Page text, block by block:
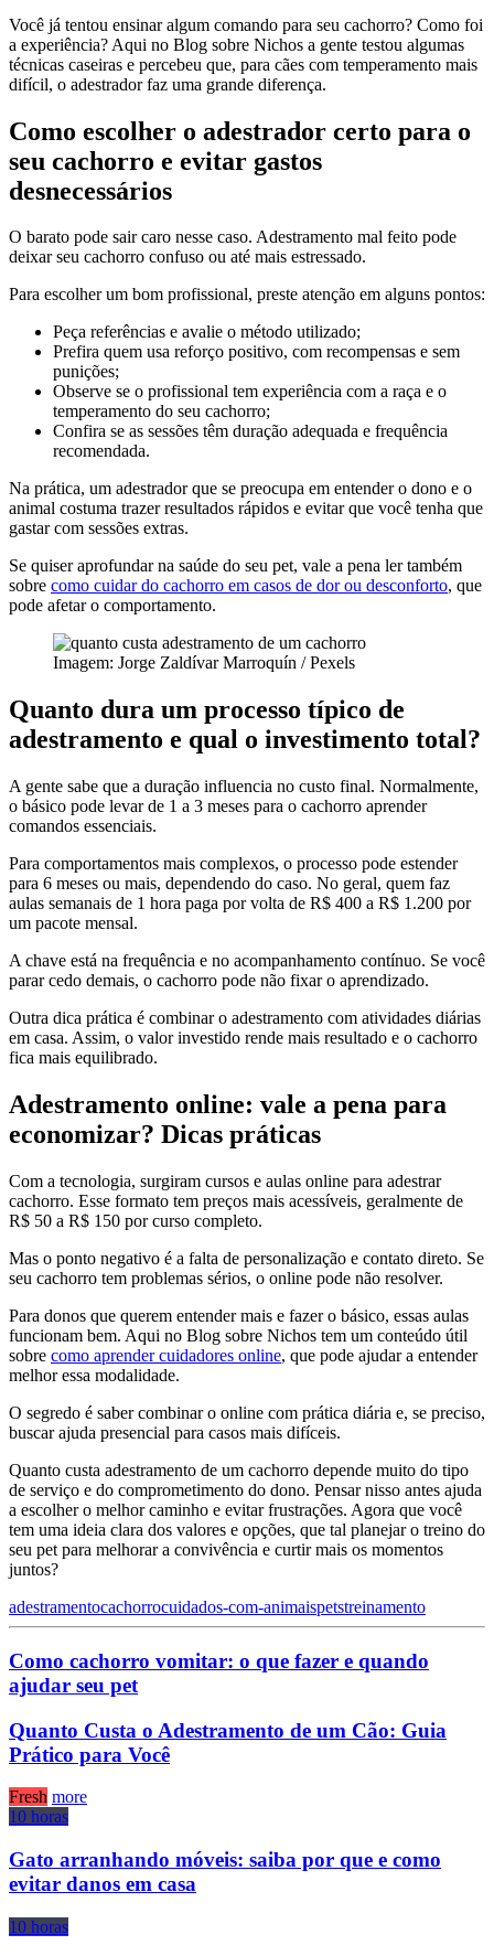
Você já tentou ensinar algum comando para seu cachorro? Como foi
a experiência? Aqui no Blog sobre Nichos a gente testou algumas
técnicas caseiras e percebeu que, para cães com temperamento mais
difícil, o adestrador faz uma grande diferença.
Como escolher o adestrador certo para o
seu cachorro e evitar gastos
desnecessários
O barato pode sair caro nesse caso. Adestramento mal feito pode
deixar seu cachorro confuso ou até mais estressado.
Para escolher um bom profissional, preste atenção em alguns pontos:
Peça referências e avalie o método utilizado;
Prefira quem usa reforço positivo, com recompensas e sem
punições;
Observe se o profissional tem experiência com a raça e o
temperamento do seu cachorro;
Confira se as sessões têm duração adequada e frequência
recomendada.
Na prática, um adestrador que se preocupa em entender o dono e o
animal costuma trazer resultados rápidos e evitar que você tenha que
gastar com sessões extras.
Se quiser aprofundar na saúde do seu pet, vale a pena ler também
sobre como cuidar do cachorro em casos de dor ou desconforto, que
pode afetar o comportamento.
Imagem: Jorge Zaldívar Marroquín / Pexels
Quanto dura um processo típico de
adestramento e qual o investimento total?
A gente sabe que a duração influencia no custo final. Normalmente,
o básico pode levar de 1 a 3 meses para o cachorro aprender
comandos essenciais.
Para comportamentos mais complexos, o processo pode estender
para 6 meses ou mais, dependendo do caso. No geral, quem faz
aulas semanais de 1 hora paga por volta de R$ 400 a R$ 1.200 por
um pacote mensal.
A chave está na frequência e no acompanhamento contínuo. Se você
parar cedo demais, o cachorro pode não fixar o aprendizado.
Outra dica prática é combinar o adestramento com atividades diárias
em casa. Assim, o valor investido rende mais resultado e o cachorro
fica mais equilibrado.
Adestramento online: vale a pena para
economizar? Dicas práticas
Com a tecnologia, surgiram cursos e aulas online para adestrar
cachorro. Esse formato tem preços mais acessíveis, geralmente de
R$ 50 a R$ 150 por curso completo.
Mas o ponto negativo é a falta de personalização e contato direto. Se
seu cachorro tem problemas sérios, o online pode não resolver.
Para donos que querem entender mais e fazer o básico, essas aulas
funcionam bem. Aqui no Blog sobre Nichos tem um conteúdo útil
sobre como aprender cuidadores online, que pode ajudar a entender
melhor essa modalidade.
O segredo é saber combinar o online com prática diária e, se preciso,
buscar ajuda presencial para casos mais difíceis.
Quanto custa adestramento de um cachorro depende muito do tipo
de serviço e do comprometimento do dono. Pensar nisso antes ajuda
a escolher o melhor caminho e evitar frustrações. Agora que você
tem uma ideia clara dos valores e opções, que tal planejar o treino do
seu pet para melhorar a convivência e curtir mais os momentos
juntos?
adestramentocachorrocuidados-com-animaispetstreinamento
Como cachorro vomitar: o que fazer e quando
ajudar seu pet
Quanto Custa o Adestramento de um Cão: Guia
Prático para Você
Fresh more
10 horas
Gato arranhando móveis: saiba por que e como
evitar danos em casa
10 horas